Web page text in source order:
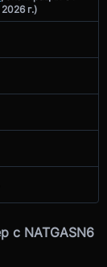
г.)
с NATGASN6